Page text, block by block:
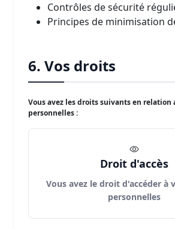
Contrôles de sécurité
Principes de minimisation
6. Vos droits
Vous avez les droits suivants en relation
personnelles :
Droit d'accès
Vous avez le droit d'accéder à
personnelles